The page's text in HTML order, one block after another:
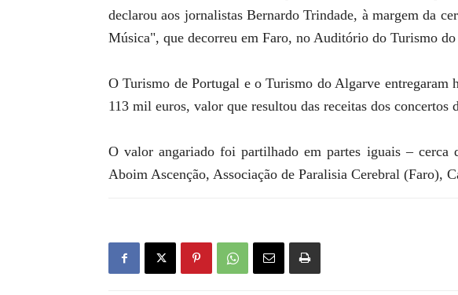
declarou aos jornalistas Bernardo Trindade, à margem da
Música", que decorreu em Faro, no Auditório do Turismo
O Turismo de Portugal e o Turismo do Algarve
113 mil euros, valor que resultou das receitas dos
O valor angariado foi partilhado em partes iguais –
Aboim Ascenção, Associação de Paralisia Cerebral (Faro),